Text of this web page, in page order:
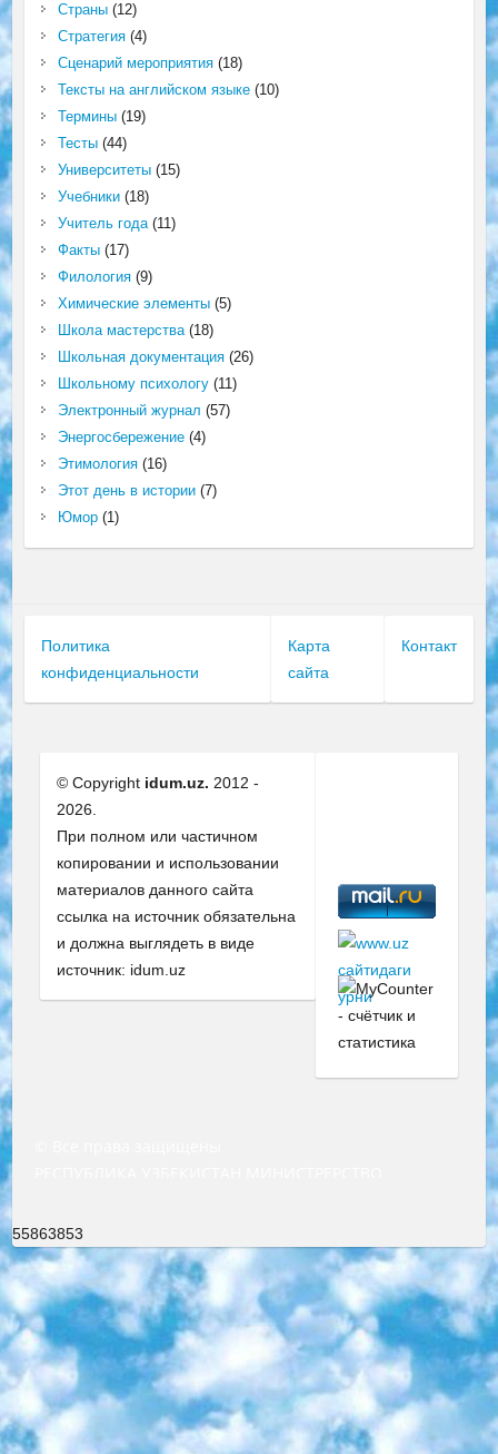
Страны(12)
Стратегия(4)
Сценарий мероприятия(18)
Тексты на английском языке(10)
Термины(19)
Тесты(44)
Университеты(15)
Учебники(18)
Учитель года(11)
Факты(17)
Филология(9)
Химические элементы(5)
Школа мастерства(18)
Школьная документация(26)
Школьному психологу(11)
Электронный журнал (57)
Энергосбережение(4)
Этимология(16)
Этот день в истории(7)
Юмор(1)
Политика
конфиденциальности
Карта
сайта
Контакт
© Copyright idum.uz. 2012 -
2026.
При полном или частичном
копировании и использовании
материалов данного сайта
ссылка на источник обязательна
и должна выглядеть в виде
источник: idum.uz
55863853